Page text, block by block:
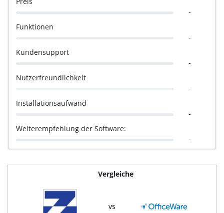
-
Funktionen
-
Kundensupport
-
Nutzerfreundlichkeit
-
Installationsaufwand
-
Weiterempfehlung der Software:
-
Vergleiche
vs